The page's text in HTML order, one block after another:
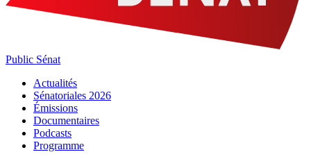
Public Sénat
Actualités
Sénatoriales 2026
Émissions
Documentaires
Podcasts
Programme